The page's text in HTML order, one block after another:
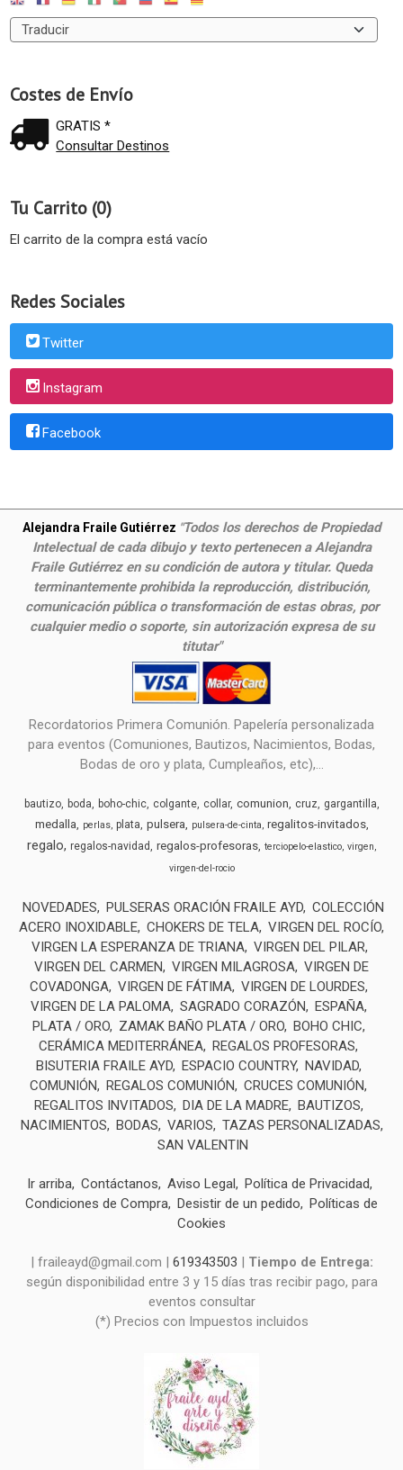
Costes de Envío
GRATIS *
Consultar Destinos
Tu Carrito (0)
El carrito de la compra está vacío
Redes Sociales
Twitter
Instagram
Facebook
Alejandra Fraile Gutiérrez "Todos los derechos de Propiedad
Intelectual de cada dibujo y texto pertenecen a Alejandra
Fraile Gutiérrez en su condición de autora y titular. Queda
terminantemente prohibida la reproducción, distribución,
comunicación pública o transformación de estas obras, por
cualquier medio o soporte, sin autorización expresa de su
titutar"
Recordatorios Primera Comunión. Papelería personalizada
para eventos (Comuniones, Bautizos, Nacimientos, Bodas,
Bodas de oro y plata, Cumpleaños, etc),...
bautizo boda boho-chic colgante collar comunion cruz gargantilla
medalla perlas plata pulsera pulsera-de-cinta regalitos-invitados
regalo regalos-navidad regalos-profesoras terciopelo-elastico virgen
virgen-del-rocio
NOVEDADES PULSERAS ORACIÓN FRAILE AYD COLECCIÓN
ACERO INOXIDABLE CHOKERS DE TELA VIRGEN DEL ROCÍO
VIRGEN LA ESPERANZA DE TRIANA VIRGEN DEL PILAR
VIRGEN DEL CARMEN
VIRGEN MILAGROSA VIRGEN DE
COVADONGA VIRGEN DE FÁTIMA VIRGEN DE LOURDES
VIRGEN DE LA PALOMA SAGRADO CORAZÓN
ESPAÑA
PLATA / ORO
ZAMAK BAÑO PLATA / ORO BOHO CHIC
CERÁMICA MEDITERRÁNEA REGALOS PROFESORAS
BISUTERIA FRAILE AYD ESPACIO COUNTRY NAVIDAD
COMUNIÓN
REGALOS COMUNIÓN
CRUCES COMUNIÓN
REGALITOS INVITADOS
DIA DE LA MADRE BAUTIZOS
NACIMIENTOS
BODAS VARIOS
TAZAS PERSONALIZADAS
SAN VALENTIN
Ir arriba Contáctanos Aviso Legal
Política de Privacidad
Condiciones de Compra Desistir de un pedido
Políticas de
Cookies
| fraileayd@gmail.com | 619343503 | Tiempo de Entrega:
según disponibilidad entre 3 y 15 días tras recibir pago, para
eventos consultar
(*) Precios con Impuestos incluidos